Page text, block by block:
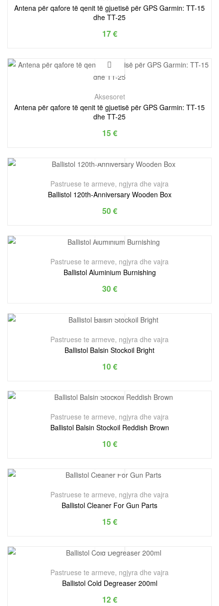
Antena për qafore të qenit të gjuetisë për GPS Garmin: TT-15
dhe TT-25
17€
Aksesoret
Antena për qafore të qenit të gjuetisë për GPS Garmin: TT-15
dhe TT-25
15€
Pastruese te armeve, ngjyra dhe vajra
Ballistol 120th-Anniversary Wooden Box
50€
Pastruese te armeve, ngjyra dhe vajra
Ballistol Aluminium Burnishing
30€
Pastruese te armeve, ngjyra dhe vajra
Ballistol Balsin Stockoil Bright
10€
Pastruese te armeve, ngjyra dhe vajra
Ballistol Balsin Stockoil Reddish Brown
10€
Pastruese te armeve, ngjyra dhe vajra
Ballistol Cleaner For Gun Parts
15€
Pastruese te armeve, ngjyra dhe vajra
Ballistol Cold Degreaser 200ml
12€